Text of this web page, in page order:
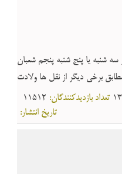
شنبه یا پنج شنبه پنجم شعبان
برخى دیگر از نقل ها ولادت
بوده است. مرحوم علامه مجلسى
مشهورتر آن است که ولادت آن
11512 تعداد بازدیدکنندگان:
تاریخ انتشار: